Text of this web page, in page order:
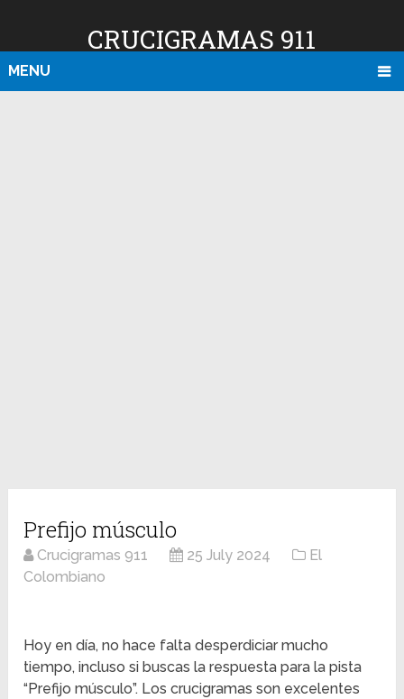
CRUCIGRAMAS 911
MENU
Prefijo músculo
Crucigramas 911 25 July 2024
El
Colombiano
Hoy en día, no hace falta desperdiciar mucho
tiempo, incluso si buscas la respuesta para la pista
“Prefijo músculo”. Los crucigramas son excelentes